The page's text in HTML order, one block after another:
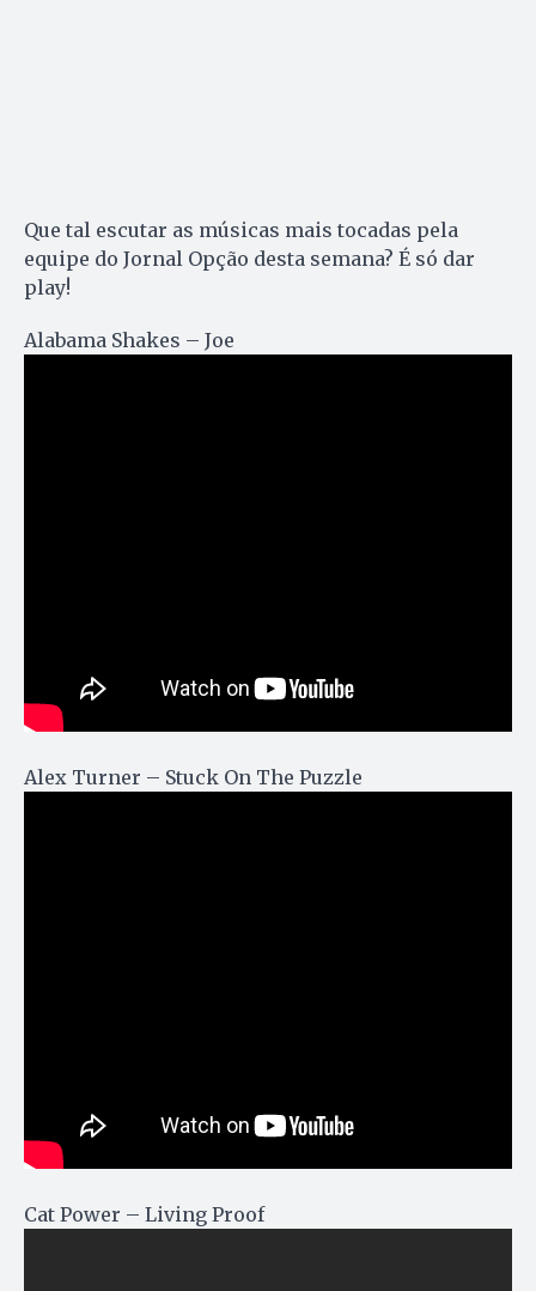
Que tal escutar as músicas mais tocadas pela
equipe do Jornal Opção desta semana? É só dar
play!
Alabama Shakes – Joe
Alex Turner – Stuck On The Puzzle
Cat Power – Living Proof